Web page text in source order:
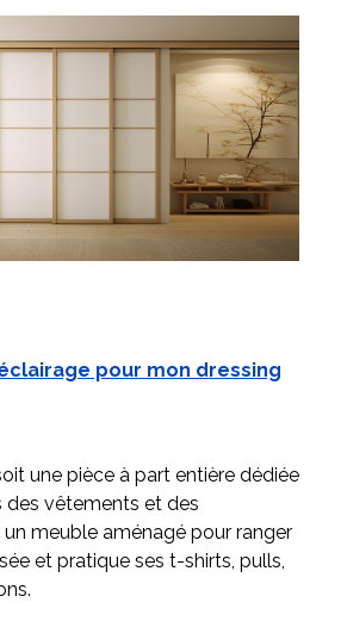
pour mon dressing
une pièce à part entière dédiée
des vêtements et des
un meuble aménagé pour ranger
et pratique ses t-shirts, pulls,